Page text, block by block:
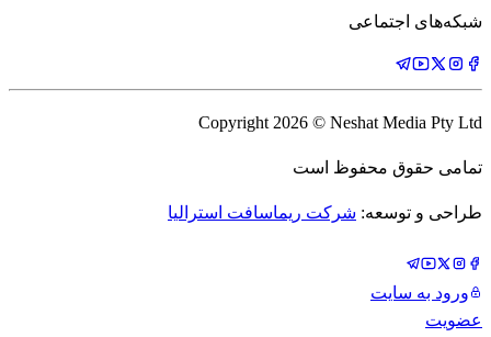
شبکه‌های اجتماعی
Copyright 2026 © Neshat Media Pty Ltd
تمامی حقوق محفوظ است
طراحی و توسعه: شرکت ریماسافت استرالیا
ورود به سایت
عضویت